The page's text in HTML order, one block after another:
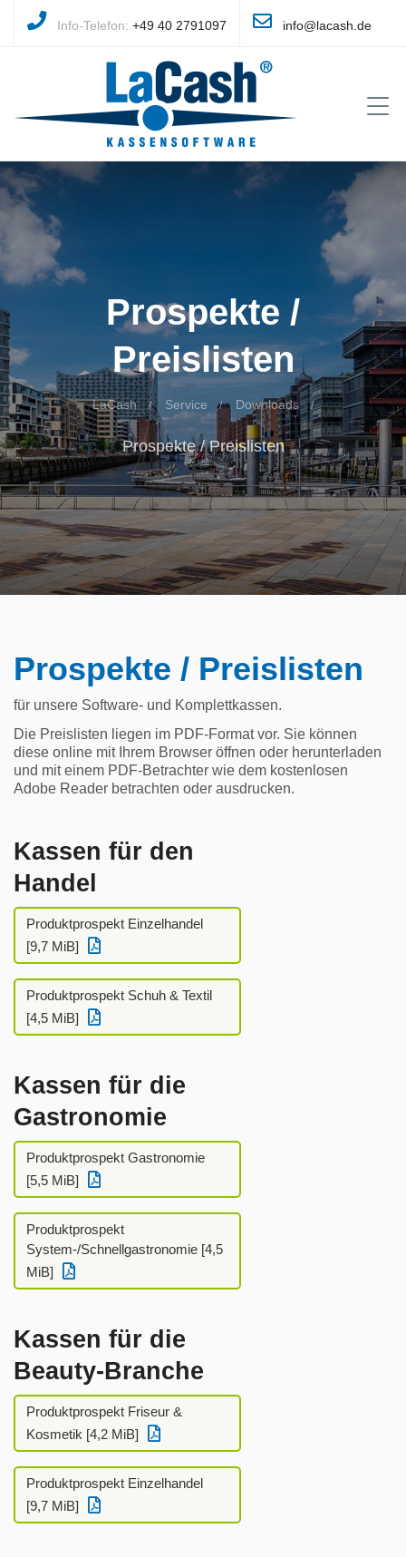
Info-Telefon: +49 40 2791097 info@lacash.de
Prospekte /
Preislisten
LaCash Service Downloads
Prospekte / Preislisten
Prospekte / Preislisten
für unsere Software- und Komplettkassen.
Die Preislisten liegen im PDF-Format vor. Sie können
diese online mit Ihrem Browser öffnen oder herunterladen
und mit einem PDF-Betrachter wie dem kostenlosen
Adobe Reader betrachten oder ausdrucken.
Kassen für den
Handel
Produktprospekt Einzelhandel
[9,7 MiB]
Produktprospekt Schuh & Textil
[4,5 MiB]
Kassen für die
Gastronomie
Produktprospekt Gastronomie
[5,5 MiB]
Produktprospekt
System-/Schnellgastronomie [4,5
MiB]
Kassen für die
Beauty-Branche
Produktprospekt Friseur &
Kosmetik [4,2 MiB]
Produktprospekt Einzelhandel
[9,7 MiB]